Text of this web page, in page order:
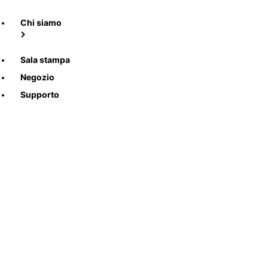
Chi siamo
Sala stampa
Negozio
Supporto